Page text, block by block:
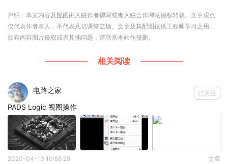
声明：本文内容及配图由入驻作者撰写或者入驻合作网站授权转载。文章观点
仅代表作者本人，不代表凡亿课堂立场。文章及其配图仅供工程师学习之用，
如有内容图片侵权或者其他问题，请联系本站作侵删。
相关阅读
电路之家 已关注
PADS Logic 视图操作
2020-04-13 10:58:29 文章